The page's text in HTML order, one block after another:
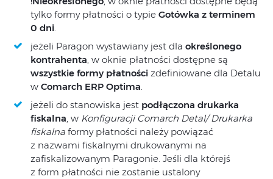
tylko formy płatności o typie Gotówka z terminem
0 dni.
jeżeli Paragon wystawiany jest dla określonego
kontrahenta, w oknie płatności dostępne są
wszystkie formy płatności zdefiniowane dla Detalu
w Comarch ERP Optima.
jeżeli do stanowiska jest podłączona drukarka
fiskalna, w Konfiguracji Comarch Detal/ Drukarka
fiskalna formy płatności należy powiązać
z nazwami fiskalnymi drukowanymi na
zafiskalizowanym Paragonie. Jeśli dla którejś
z form płatności nie zostanie ustalony